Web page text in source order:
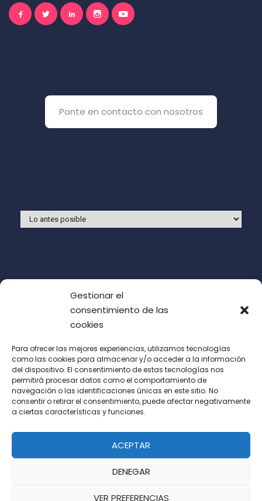
Gestionar el
consentimiento de las
cookies
Para ofrecer las mejores experiencias, utilizamos tecnologías
como las cookies para almacenar y/o acceder a la información
del dispositivo. El consentimiento de estas tecnologías nos
permitirá procesar datos como el comportamiento de
navegación o las identificaciones únicas en este sitio. No
consentir o retirar el consentimiento, puede afectar negativamente
a ciertas características y funciones.
ACEPTAR
DENEGAR
VER PREFERENCIAS
Ponte en contacto con nosotros
Acepto las condiciones de uso (LOPD)